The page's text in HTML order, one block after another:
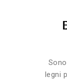
legni